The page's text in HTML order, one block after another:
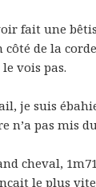
fait une
de la
vois pas.
je suis
n’a pas mis
cheval,
le plus